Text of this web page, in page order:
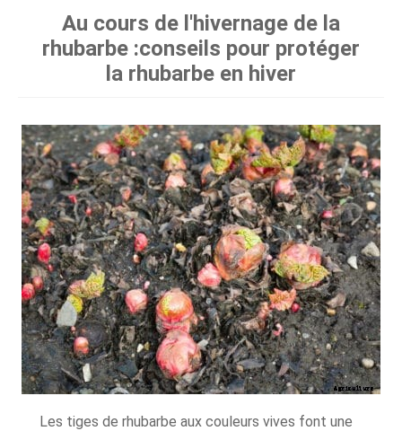
Au cours de l'hivernage de la
rhubarbe :conseils pour protéger
la rhubarbe en hiver
Les tiges de rhubarbe aux couleurs vives font une